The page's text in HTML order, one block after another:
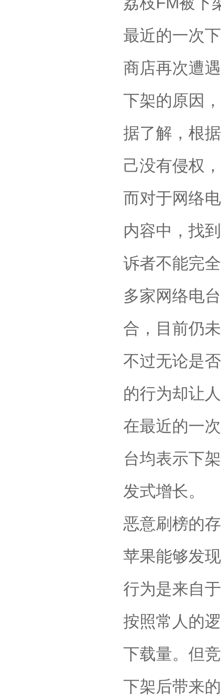
最近的一次
商店再次遭
下架的原因
据了解，根
己没有侵权
而对于网络
内容中，找
诉者不能完
多家网络电
合，目前仍
不过无论是
的行为却让
在最近的一
台均表示下
发式增长。
恶意刷榜的
苹果能够发
行为是来自
按照常人的
下载量。但
下架后带来